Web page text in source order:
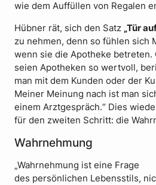
wie dem Auffüllen von Regalen
Hübner rät, sich den Satz „Tür
zu nehmen, denn so fühlen sich
wenn sie die Apotheke betreten.
seien Apotheken so wertvoll,
man mit dem Kunden oder der
Meiner Meinung nach ist man
einem Arztgespräch.“ Dies
für den zweiten Schritt: die
Wahrnehmung
„Wahrnehmung ist eine Frage
des persönlichen Lebensstils,